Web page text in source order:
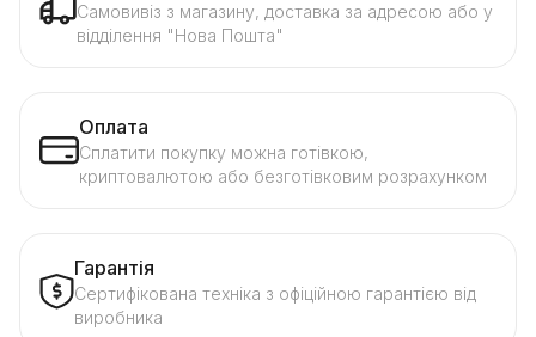
Самовивіз з магазину, доставка за адресою або у
відділення "Нова Пошта"
Оплата
Сплатити покупку можна готівкою,
криптовалютою або безготівковим розрахунком
Гарантія
Сертифікована техніка з офіційною гарантією від
виробника